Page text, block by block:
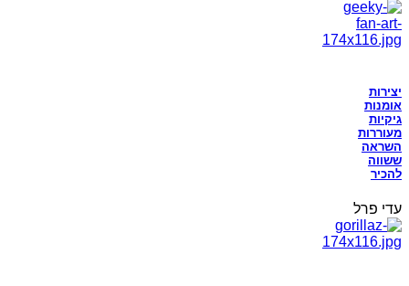
יצירות
אומנות
גיקיות
מעוררות
השראה
ששווה
להכיר
עדי פרל